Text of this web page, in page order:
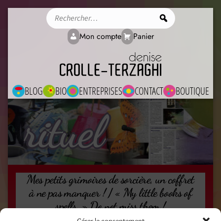
BLOG BIO ENTREPRISES CONTACT BOUTIQUE
Mon compte Panier
rituel
Mes petits grimoires de sorcière, un coffret
à ne pas manquer ! / « My little books of
spells » Do not miss them !